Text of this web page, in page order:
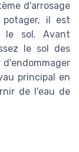
d'arrosage
il est
le sol. Avant
le sol des
d'endommager
principal en
de l'eau de